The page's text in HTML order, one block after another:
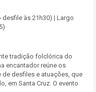
às 21h30) | Largo
tradição folclórica do
encantador reúne os
desfiles e atuações, que
em Santa Cruz. O evento